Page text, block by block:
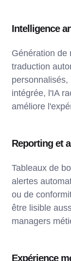
Intelligence
Génération de
traduction
intégrée, l'IA
améliore
Reporting et
Tableaux de
alertes
ou de
être lisible
managers
Expérience